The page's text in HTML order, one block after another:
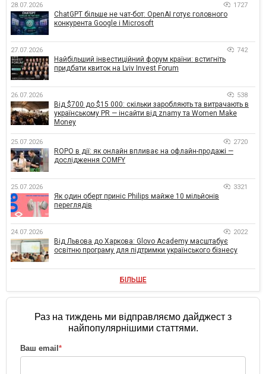
28.07.2026 1727
ChatGPT більше не чат-бот: OpenAI готує головного
конкурента Google і Microsoft
27.07.2026 742
Найбільший інвестиційний форум країни: встигніть
придбати квиток на Lviv Invest Forum
26.07.2026 538
Від $700 до $15 000: скільки заробляють та витрачають в
українському PR — інсайти від znamy та Women Make
Money
25.07.2026 2720
ROPO в дії: як онлайн впливає на офлайн-продажі —
дослідження COMFY
25.07.2026 3321
Як один оберт приніс Philips майже 10 мільйонів
переглядів
24.07.2026 2022
Від Львова до Харкова: Glovo Academy масштабує
освітню програму для підтримки українського бізнесу
БІЛЬШЕ
Раз на тиждень ми відправляємо дайджест з
найпопулярнішими статтями.
Ваш email *